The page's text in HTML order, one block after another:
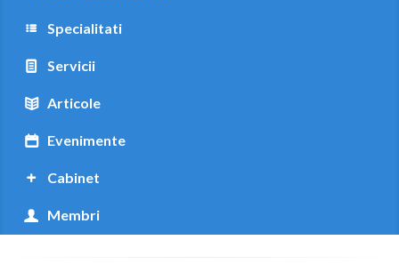
Braila
Brasov
Bucuresti
Specialitati
Servicii
Articole
Evenimente
Cabinet
Membri